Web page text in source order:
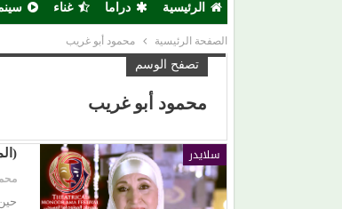
الرئيسية دراما غناء
الصفحة الرئيسية محمود أبو غريب
تصفح الوسم
محمود أبو غريب
سلايدر